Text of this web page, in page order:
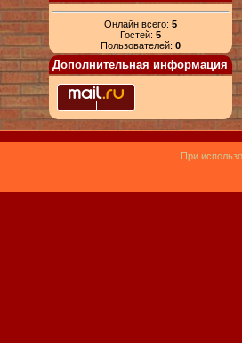
Онлайн всего: 5
Гостей: 5
Пользователей: 0
Дополнительная информация
При